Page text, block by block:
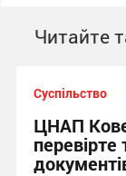
Читайте
Суспільство
ЦНАП
перевірте